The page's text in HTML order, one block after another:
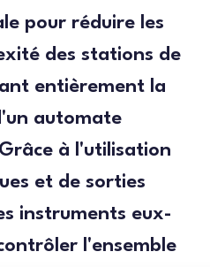
pour réduire les
des stations de
entièrement la
automate
à l'utilisation
et de sorties
instruments eux-
l'ensemble